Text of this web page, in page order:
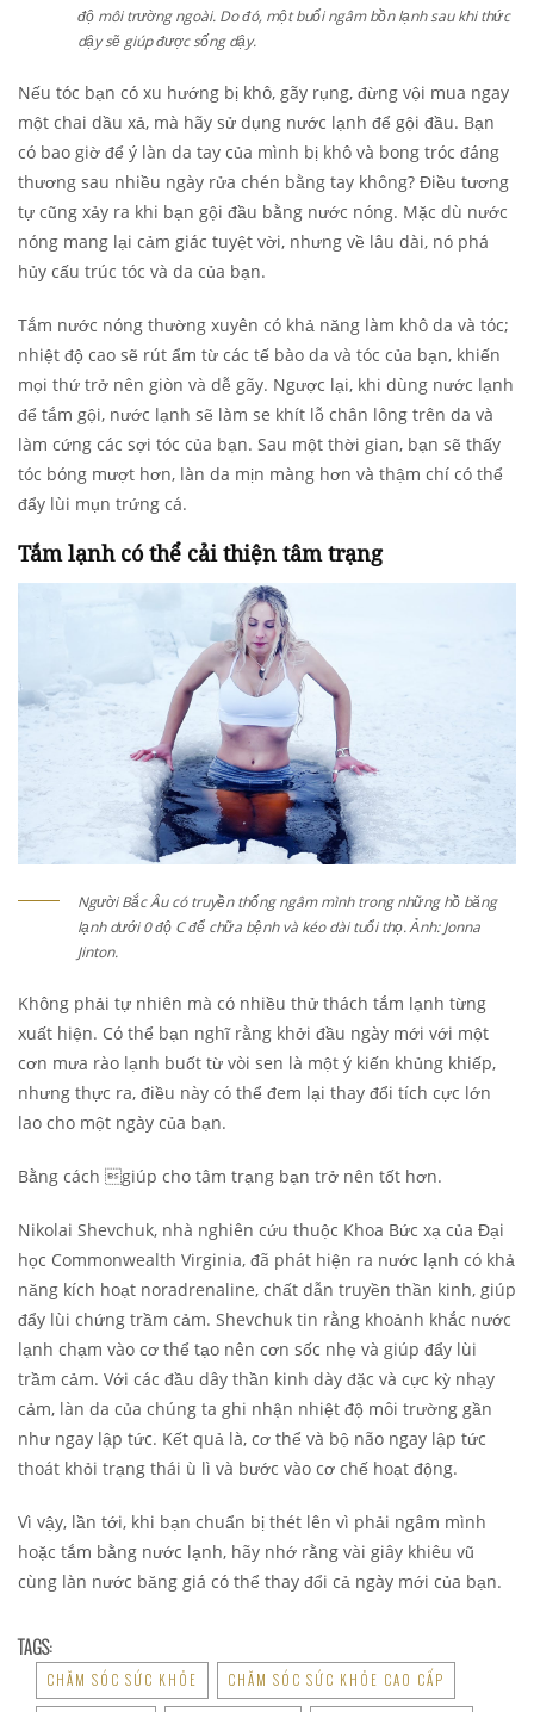
độ môi trường ngoài. Do đó, một buổi ngâm bồn lạnh sau khi thức
dậy sẽ giúp được sống dậy.
Nếu tóc bạn có xu hướng bị khô, gãy rụng, đừng vội mua ngay
một chai dầu xả, mà hãy sử dụng nước lạnh để gội đầu. Bạn
có bao giờ để ý làn da tay của mình bị khô và bong tróc đáng
thương sau nhiều ngày rửa chén bằng tay không? Điều tương
tự cũng xảy ra khi bạn gội đầu bằng nước nóng. Mặc dù nước
nóng mang lại cảm giác tuyệt vời, nhưng về lâu dài, nó phá
hủy cấu trúc tóc và da của bạn.
Tắm nước nóng thường xuyên có khả năng làm khô da và tóc;
nhiệt độ cao sẽ rút ẩm từ các tế bào da và tóc của bạn, khiến
mọi thứ trở nên giòn và dễ gãy. Ngược lại, khi dùng nước lạnh
để tắm gội, nước lạnh sẽ làm se khít lỗ chân lông trên da và
làm cứng các sợi tóc của bạn. Sau một thời gian, bạn sẽ thấy
tóc bóng mượt hơn, làn da mịn màng hơn và thậm chí có thể
đẩy lùi mụn trứng cá.
Tắm lạnh có thể cải thiện tâm trạng
Người Bắc Âu có truyền thống ngâm mình trong những hồ băng
lạnh dưới 0 độ C để chữa bệnh và kéo dài tuổi thọ. Ảnh: Jonna
Jinton.
Không phải tự nhiên mà có nhiều thử thách tắm lạnh từng
xuất hiện. Có thể bạn nghĩ rằng khởi đầu ngày mới với một
cơn mưa rào lạnh buốt từ vòi sen là một ý kiến khủng khiếp,
nhưng thực ra, điều này có thể đem lại thay đổi tích cực lớn
lao cho một ngày của bạn.
Bằng cách giúp cho tâm trạng bạn trở nên tốt hơn.
Nikolai Shevchuk, nhà nghiên cứu thuộc Khoa Bức xạ của Đại
học Commonwealth Virginia, đã phát hiện ra nước lạnh có khả
năng kích hoạt noradrenaline, chất dẫn truyền thần kinh, giúp
đẩy lùi chứng trầm cảm. Shevchuk tin rằng khoảnh khắc nước
lạnh chạm vào cơ thể tạo nên cơn sốc nhẹ và giúp đẩy lùi
trầm cảm. Với các đầu dây thần kinh dày đặc và cực kỳ nhạy
cảm, làn da của chúng ta ghi nhận nhiệt độ môi trường gần
như ngay lập tức. Kết quả là, cơ thể và bộ não ngay lập tức
thoát khỏi trạng thái ù lì và bước vào cơ chế hoạt động.
Vì vậy, lần tới, khi bạn chuẩn bị thét lên vì phải ngâm mình
hoặc tắm bằng nước lạnh, hãy nhớ rằng vài giây khiêu vũ
cùng làn nước băng giá có thể thay đổi cả ngày mới của bạn.
TAGS:
CHĂM SÓC SỨC KHỎE CHĂM SÓC SỨC KHỎE CAO CẤP